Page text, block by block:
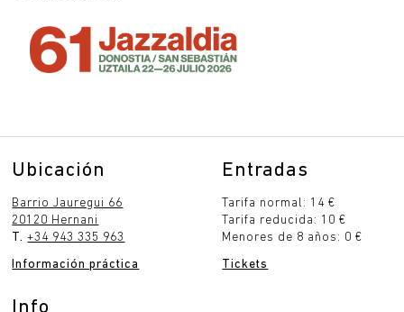
Ubicación
Barrio Jauregui 66
20120 Hernani
T.+34 943 335 963
Información práctica
Entradas
Tarifa normal: 14 €
Tarifa reducida: 10 €
Menores de 8 años: 0 €
Tickets